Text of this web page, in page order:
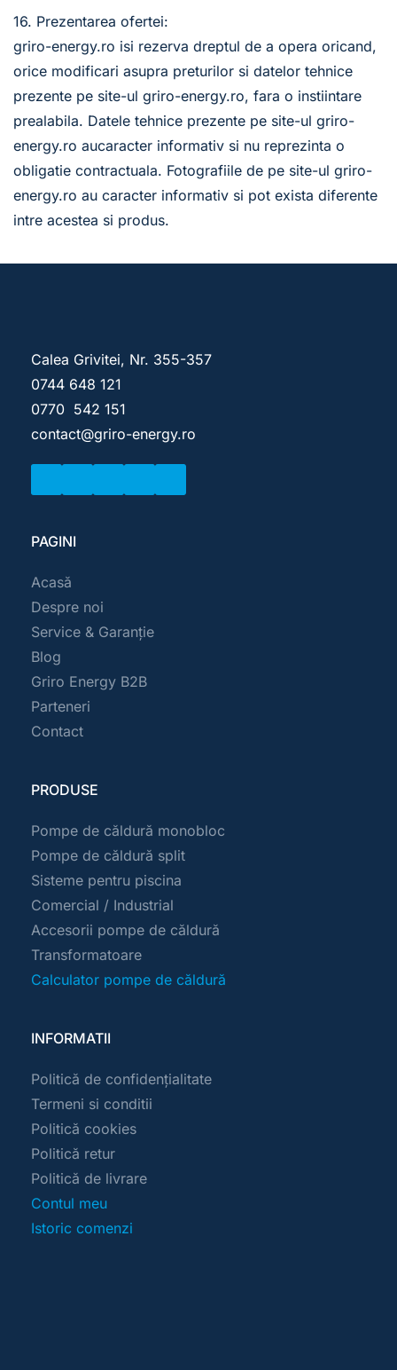
16. Prezentarea ofertei:
griro-energy.ro isi rezerva dreptul de a opera oricand,
orice modificari asupra preturilor si datelor tehnice
prezente pe site-ul griro-energy.ro, fara o instiintare
prealabila. Datele tehnice prezente pe site-ul griro-
energy.ro aucaracter informativ si nu reprezinta o
obligatie contractuala. Fotografiile de pe site-ul griro-
energy.ro au caracter informativ si pot exista diferente
intre acestea si produs.
Calea Grivitei, Nr. 355-357
0744 648 121
0770  542 151
contact@griro-energy.ro
PAGINI
Acasă
Despre noi
Service & Garanție
Blog
Griro Energy B2B
Parteneri
Contact
PRODUSE
Pompe de căldură monobloc
Pompe de căldură split
Sisteme pentru piscina
Comercial / Industrial
Accesorii pompe de căldură
Transformatoare
Calculator pompe de căldură
INFORMATII
Politică de confidențialitate
Termeni si conditii
Politică cookies
Politică retur
Politică de livrare
Contul meu
Istoric comenzi